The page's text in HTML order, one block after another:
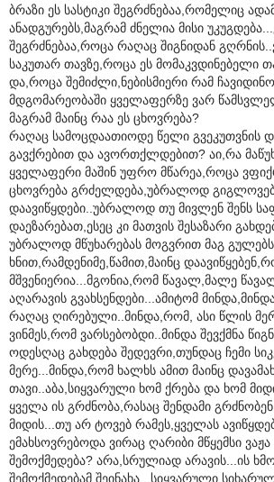
ბრაზი ეს სასტიკი შეგრძნებაა,რომელიც
ანადგურებს,მაგრამ ძნელია მისი
შეგრძნებაა,როცა რაღაც შიგნიდან
საკუთარ თავზე,როცა ეს მომაკვდინებელი
და,როცა შემიძლი,ნებისმიერი რამ
მდგომარეობაში ყველაფერზე ვარ
მაგრამ მაინც რაა ეს ცხოვრება?
რაღაც სამოცდაათიოდე წელი გვეკუთვნის
გავქრებით და ავორთქლდებით? აი,რა
ყველაფერი მაშინ უფრო მწარეა,როცა
ცხოვრება გრძელდება,უბრალოდ
დაავიწყდები..უბრალოდ თუ მივლენ შენს
დაეზარებათ,ესეც კი მათვის შესაზარი
უბრალოდ მწუხარებას მოგვრით მაგ
ხნით,რამდენიმე,წამით,მაინც
მშვენიერია...მგონია,რომ წავალ,მალე
აღარავის გვახსენდები...ამიტომ
რაღაც ღირებული..მინდა,რომ, ასი წლის
ვინმეს,რომ ვარსებობდი..მინდა შევქმნა
ოდესღაც გახდება შედევრი,თუნდაც ჩემი
მერე...მინდა,რომ ხალხს ამით მაინც
თავი..აბა,სიყვარული ხომ ქრება და ხომ
ყველა ის გრძნობა,რასაც შენდამი
მიდის...თუ არ ტოვებ რამეს,ყველას
ემახსოვრებოდა ვირაც ღარიბი მწყემსი
შემოქმედება? არა,სრულიად არავის...ის
შემოქმედებამ